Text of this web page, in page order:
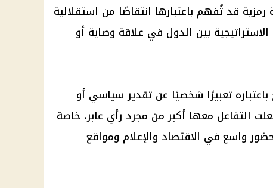
قد تُفهم باعتبارها انتقاصًا من استقلالية
الاستراتيجية بين الدول في علاقة وصاية أو
تعبيرًا شخصيًا عن تقدير سياسي أو
التفاعل معها أكبر من مجرد رأي عابر، خاصة
واسع في الاقتصاد والإعلام ومواقع